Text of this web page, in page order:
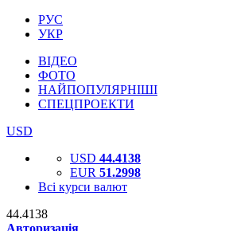
РУС
УКР
ВІДЕО
ФОТО
НАЙПОПУЛЯРНІШІ
СПЕЦПРОЕКТИ
USD
USD 44.4138
EUR 51.2998
Всі курси валют
44.4138
Авторизація